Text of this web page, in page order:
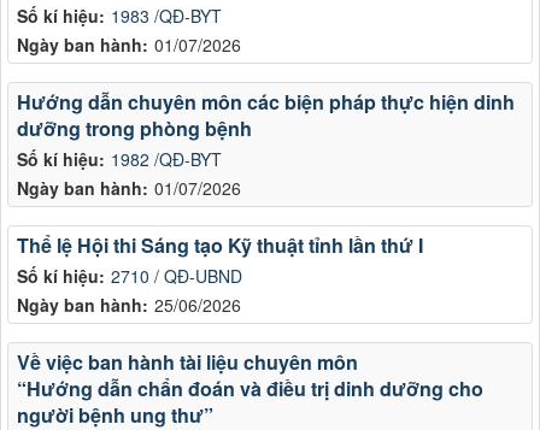
Số kí hiệu: 1983 /QĐ-BYT
Ngày ban hành: 01/07/2026
Số kí hiệu: 1982 /QĐ-BYT
Ngày ban hành: 01/07/2026
Hướng dẫn chuyên môn các biện pháp thực hiện dinh
dưỡng trong phòng bệnh
Số kí hiệu: 2710 / QĐ-UBND
Ngày ban hành: 25/06/2026
Thể lệ Hội thi Sáng tạo Kỹ thuật tỉnh lần thứ I
Về việc ban hành tài liệu chuyên môn
“Hướng dẫn chẩn đoán và điều trị dinh dưỡng cho
người bệnh ung thư”